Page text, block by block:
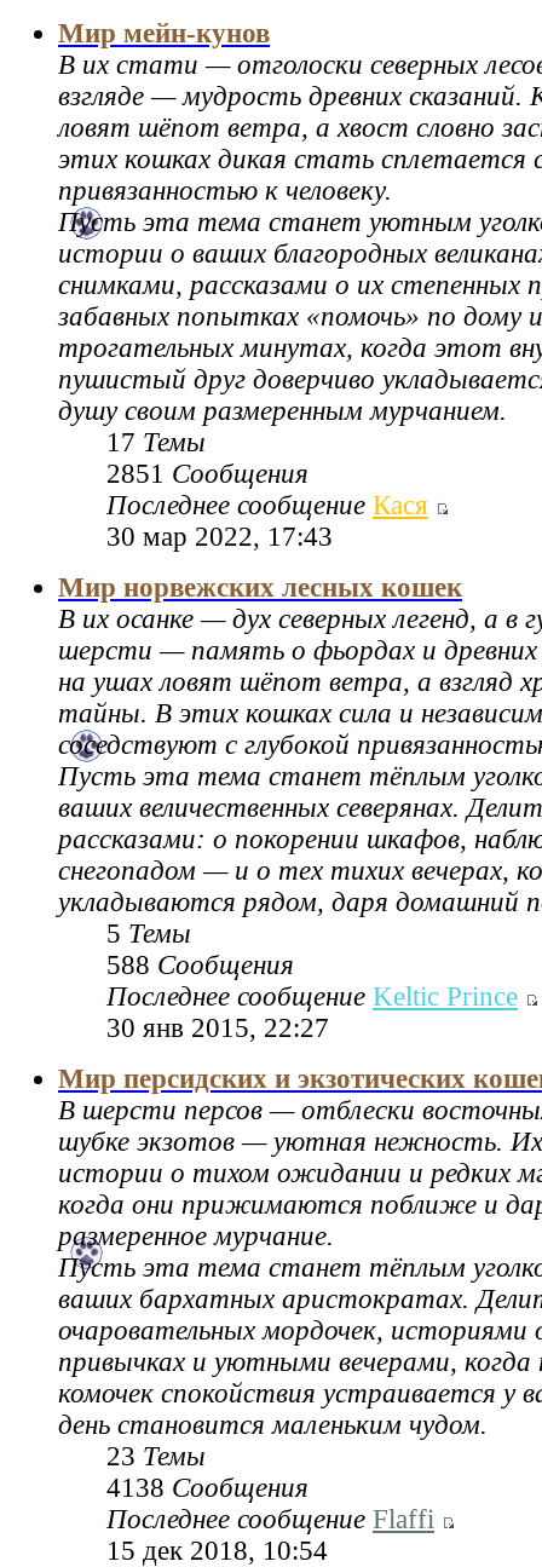
Мир мейн-кунов
В их стати — отголоски северных
взгляде — мудрость древних
ловят шёпот ветра, а хвост словно
этих кошках дикая стать сплетается
привязанностью к человеку.
Пусть эта тема станет уютным
истории о ваших благородных
снимками, рассказами о их степенных
забавных попытках «помочь» по дому
трогательных минутах, когда этот
пушистый друг доверчиво
душу своим размеренным мурчанием.
17 Темы
2851 Сообщения
Последнее сообщение Кася
30 мар 2022, 17:43
Мир норвежских лесных кошек
В их осанке — дух северных легенд, а в
шерсти — память о фьордах и древних
на ушах ловят шёпот ветра, а взгляд
тайны. В этих кошках сила и
соседствуют с глубокой
Пусть эта тема станет тёплым
ваших величественных северянах.
рассказами: о покорении шкафов,
снегопадом — и о тех тихих вечерах,
укладываются рядом, даря домашний
5 Темы
588 Сообщения
Последнее сообщение Keltic Prince
30 янв 2015, 22:27
Мир персидских и экзотических
В шерсти персов — отблески
шубке экзотов — уютная нежность. Их
истории о тихом ожидании и редких
когда они прижимаются поближе и
размеренное мурчание.
Пусть эта тема станет тёплым
ваших бархатных аристократах.
очаровательных мордочек, историями
привычках и уютными вечерами,
комочек спокойствия устраивается у
день становится маленьким чудом.
23 Темы
4138 Сообщения
Последнее сообщение Flaffi
15 дек 2018, 10:54